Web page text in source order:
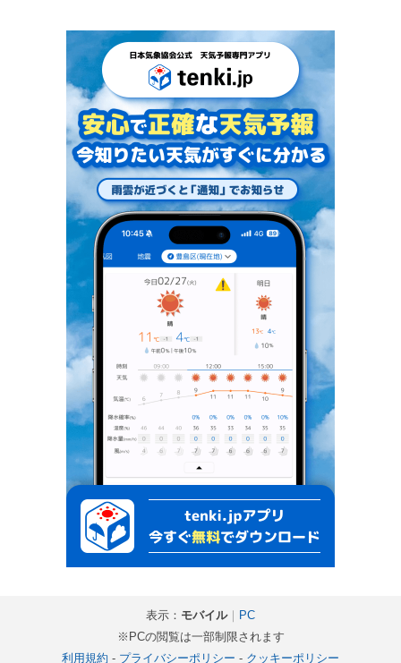
表示： モバイル｜ PC
※PCの閲覧は一部制限されます
利用規約 - プライバシーポリシー - クッキーポリシー